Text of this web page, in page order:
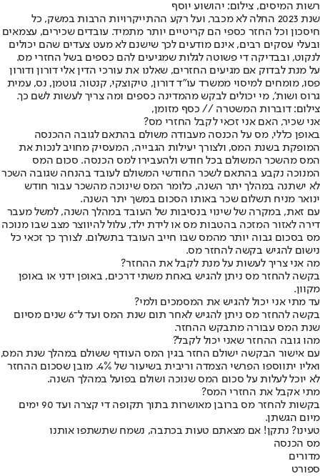
רשות המיסים, צילום: יהושוע יוסף
שנת 2023 החלה לא מכבר, ועל רקע ההתייקרויות הרבות במשק, כל
חיסכון וכל החזר כספי הם קריטיים יותר מתמיד. עובדים שכירים, עצמאים
ובעלי עסקים רבים, אינם מודעים לכך שישנם לא מעט צעדים שהם יכולים
לנקוט, ובבדיקה די פשוטה לגלות שמגיעים להם כספים בשל החזרי מס.
על מנת לבדוק אם מגיעים החזרים, שאלנו את עורכי הדין אלי דורון ודורון
פסו, מומחים למיסוי ממשרד עו"ד דורון, טיקוצקי, קנטור, גוטמן, נס, עמית
גרוס ושות', מי יכולים לבקש מהמדינה כספים ומה צריך לעשות לשם כך.
צילום: דוברות המשטרה // כסף מזומן,
אני שכיר, האם אני זכאי לקבל החזרי מס?
באופן כללי, מס על הכנסה מעבודה משולם בהתאם לגובה ההכנסה
המופקת בשנת המס, ולצורך יעילות הגבייה, המעסיק מחויב לנכות את
המס מהשכר המשולם בכל חודש ולהעבירו למס הכנסה. סכום המס
המנוכה נקבע בהתאם לשכר החודשי המשולם לעובד בהנחה שגובה השכר
לא ישתנה במהלך יתר השנה, כלומר המס שינוכה מהשכר עבור חודש
ינואר מניח תשלום שכר באותו הסכום במשך יתר השנה.
עם זאת, במקרה של שינוי בנסיבות של העובד במהלך השנה, למשל מעבר
דירה לאזור המזכה בהטבות מס או לידת ילד, עלול להיווצר מצב שבו מנוכה
מס בסכום גבוה יותר מהמס שבו חייב העובד בתשלום. לצורך כך זכאי כל
נישום להגיש בקשה להחזר מס.
מה אני צריך לעשות על מנת לקבל את ההחזר?
בקשה להחזר מס ניתן להגיש באחת משתי דרכים, באופן ידני או באופן
מקוון.
עד מתי אני יכול להגיש את המסמכים ולמי?
בקשה להחזר מס ניתן להגיש לאחר תום שנת המס ועד ל־6 שנים מסיום
שנת המס עבורה מתבקש ההחזר.
מהו גובה ההחזר שאני יכול לקבל?
עם אישור הבקשה ישולם החזר בגין המס העודף ששולם במהלך שנת המס,
ואליו יתווספו הפרשי הצמדה וריבית בשיעור של 4%. מובן שסכום ההחזר
לא יוכל לעלות על סכום המס שנוכה ושולם בפועל במהלך השנה.
מתי אקבל את החזרי המס?
בקשות להחזר מס ברובן מאושרות בתוך תקופה די קצרה ועד 90 ימים
מיום הגשתן.
טעינו? נתקן! אם מצאתם טעות בכתבה, נשמח שתשתפו אותנו
מס הכנסה
מדורים
ספורט